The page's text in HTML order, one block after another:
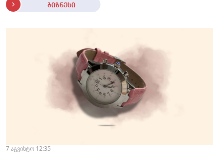
ბიზნესი
7 აგვისტო 12:35